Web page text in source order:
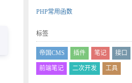
PHP常用函数
标签
帝国CMS 插件 笔记 接口
前端笔记 二次开发 工具